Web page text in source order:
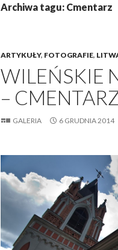
Archiwa tagu: Cmentarz
ARTYKUŁY, FOTOGRAFIE,
WILEŃSKIE
–
GALERIA 6 GRUDNIA 2014